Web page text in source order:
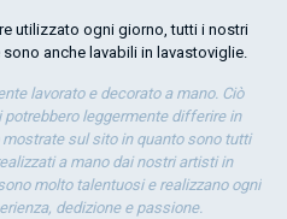
utilizzato ogni giorno, tutti i nostri
anche lavabili in lavastoviglie.
lavorato e decorato a mano. Ciò
leggermente differire in
sul sito in quanto sono tutti
a mano dai nostri artisti in
molto talentuosi e realizzano ogni
dedizione e passione.